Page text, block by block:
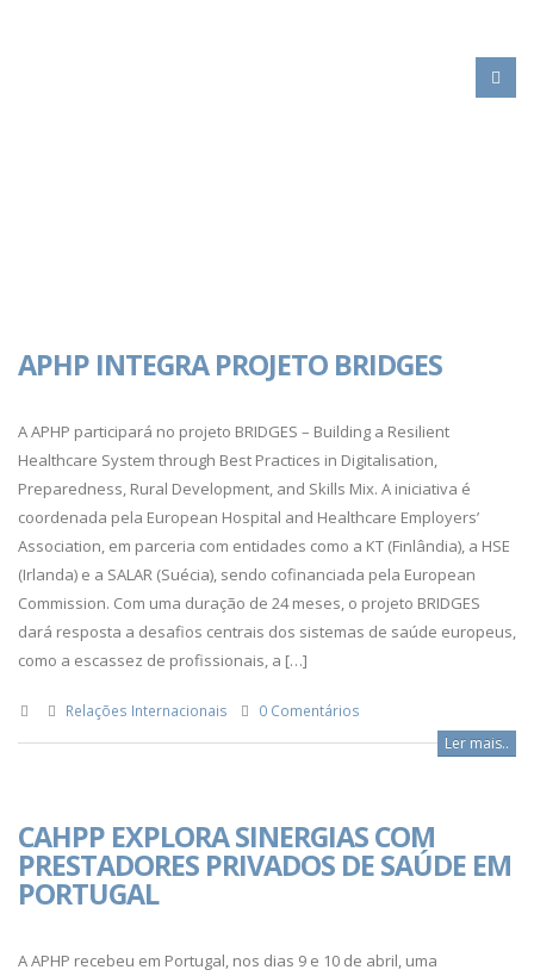
APHP INTEGRA PROJETO BRIDGES
A APHP participará no projeto BRIDGES – Building a Resilient
Healthcare System through Best Practices in Digitalisation,
Preparedness, Rural Development, and Skills Mix. A iniciativa é
coordenada pela European Hospital and Healthcare Employers’
Association, em parceria com entidades como a KT (Finlândia), a HSE
(Irlanda) e a SALAR (Suécia), sendo cofinanciada pela European
Commission. Com uma duração de 24 meses, o projeto BRIDGES
dará resposta a desafios centrais dos sistemas de saúde europeus,
como a escassez de profissionais, a […]
Relações Internacionais 0 Comentários
Ler mais..
CAHPP EXPLORA SINERGIAS COM
PRESTADORES PRIVADOS DE SAÚDE EM
PORTUGAL
A APHP recebeu em Portugal, nos dias 9 e 10 de abril, uma